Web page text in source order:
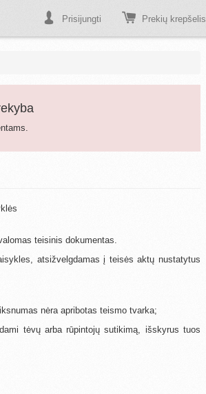
Prisijungti Prekių krepšelis
teisinis dokumentas.
atsižvelgdamas į teisės aktų nustatytus
nėra apribotas teismo tvarka;
tėvų arba rūpintojų sutikimą, išskyrus tuos